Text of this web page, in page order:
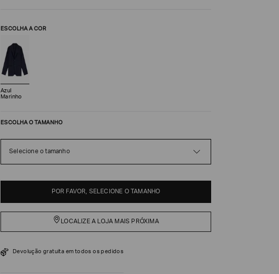
ESCOLHA A COR
Azul
Marinho
ESCOLHA O TAMANHO
Selecione o tamanho
POR FAVOR, SELECIONE O TAMANHO
LOCALIZE A LOJA MAIS PRÓXIMA
Devolução gratuita em todos os pedidos